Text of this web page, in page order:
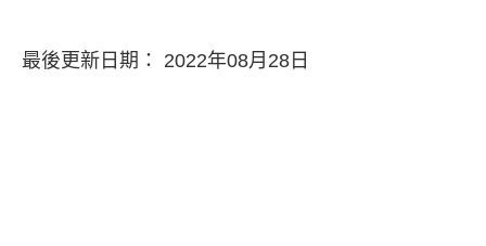
最後更新日期： 2022年08月28日